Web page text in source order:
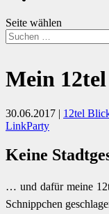
Seite wählen
Mein
30.06.2017 | 12tel
LinkParty
Keine
… und dafür meine
Schnippchen